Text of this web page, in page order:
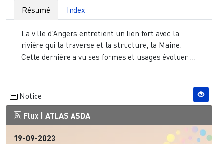
Résumé Index
La ville d’Angers entretient un lien fort avec la
rivière qui la traverse et la structure, la Maine.
Cette dernière a vu ses formes et usages évoluer ...
Notice
Flux | ATLAS ASDA
19-09-2023